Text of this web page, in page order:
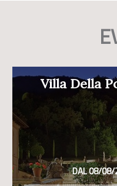
Villa Della
DAL 08/